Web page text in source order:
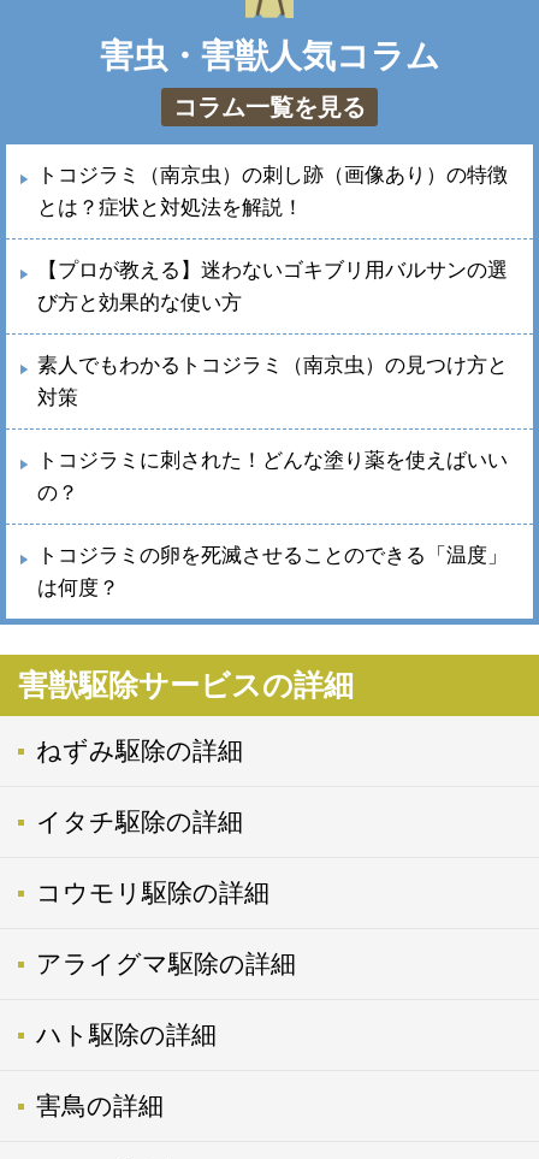
害虫・害獣人気コラム
コラム一覧を見る
トコジラミ（南京虫）の刺し跡（画像あり）の特徴
とは？症状と対処法を解説！
【プロが教える】迷わないゴキブリ用バルサンの選
び方と効果的な使い方
素人でもわかるトコジラミ（南京虫）の見つけ方と
対策
トコジラミに刺された！どんな塗り薬を使えばいい
の？
トコジラミの卵を死滅させることのできる「温度」
は何度？
害獣駆除サービスの詳細
ねずみ駆除の詳細
イタチ駆除の詳細
コウモリ駆除の詳細
アライグマ駆除の詳細
ハト駆除の詳細
害鳥の詳細